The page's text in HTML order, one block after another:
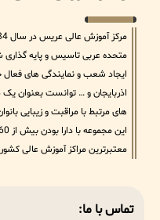
متحده عربی تاسیس و پایه گذاری
ایجاد شعب و نمایندگی های فعال
اذربایجان و … توانست بعنوان
های مرتبط با مراقبت و زیبایی
معتبرترین مراکز آموزش عالی
تماس با ما: